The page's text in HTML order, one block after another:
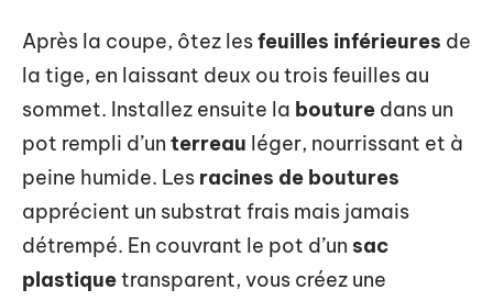
Après la coupe, ôtez lesfeuilles inférieures de
la tige, en laissant deux ou trois feuilles au
sommet. Installez ensuite la bouture dans un
pot rempli d’un terreau léger, nourrissant et à
peine humide. Les racines de boutures
apprécient un substrat frais mais jamais
détrempé. En couvrant le pot d’un sac
plastiquetransparent, vous créez une